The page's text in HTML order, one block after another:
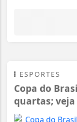
ESPORTES
Copa do
quartas;